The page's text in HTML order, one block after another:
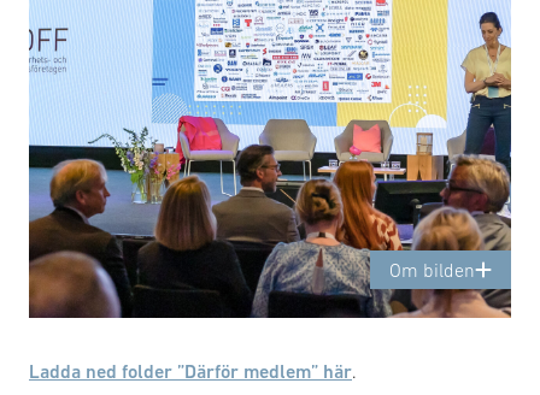
Om bilden
Ladda ned folder ”Därför medlem” här.